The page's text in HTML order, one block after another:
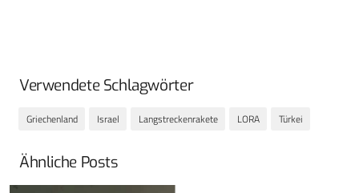
Verwendete Schlagwörter
Griechenland Israel Langstreckenrakete LORA Türkei
Ähnliche Posts